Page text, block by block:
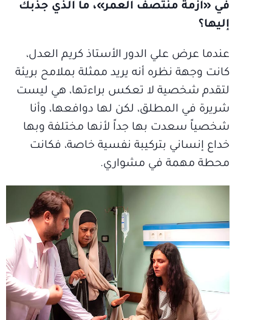
في «أزمة منتصف العمر»، ما الذي جذبك
إليها؟
عندما عرض علي الدور الأستاذ كريم العدل،
كانت وجهة نظره أنه يريد ممثلة بملامح بريئة
لتقدم شخصية لا تعكس براءتها، هي ليست
شريرة في المطلق، لكن لها دوافعها، وأنا
شخصياً سعدت بها جداً لأنها مختلفة وبها
خداع إنساني بتركيبة نفسية خاصة، فكانت
محطة مهمة في مشواري.